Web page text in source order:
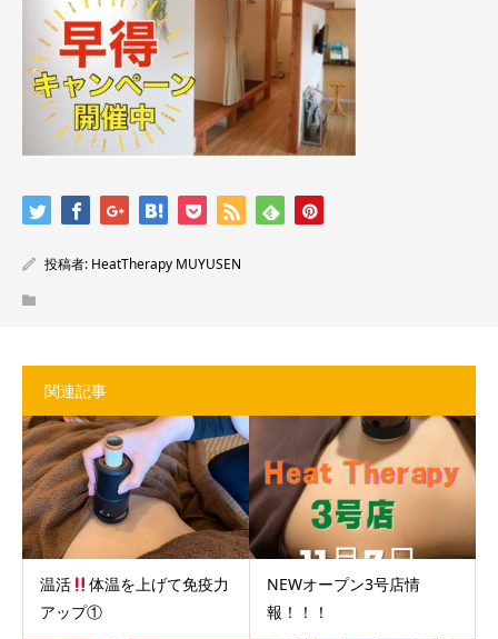
投稿者: HeatTherapy MUYUSEN
関連記事
温活
体温を上げて免疫力
アップ①
NEWオープン3号店情
報！！！